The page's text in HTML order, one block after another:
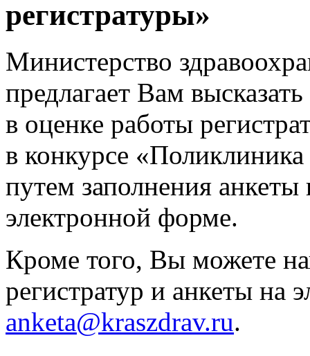
регистратуры»
Министерство
предлагает Вам
в оценке работы
в конкурсе «Поликлиника
путем заполнения
электронной форме.
Кроме того, Вы можете
регистратур и анкеты на
anketa@kraszdrav.ru.